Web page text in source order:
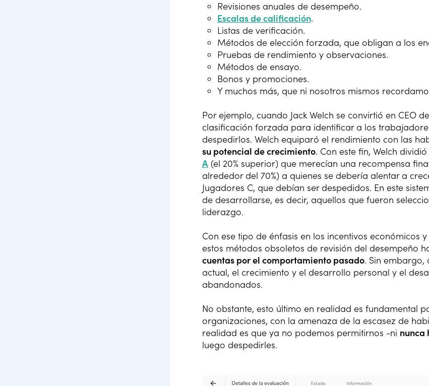
Revisiones anuales de desempeño.
Escalas de calificación.
Listas de verificación.
Métodos de elección forzada, que obligan a los
Pruebas de rendimiento y observaciones.
Métodos de ensayo.
Bonos y promociones.
Y muchos más, que ni nosotros mismos
Por ejemplo, cuando Jack Welch se convirtió en CEO
clasificación forzada para identificar a los
despedirlos. Welch equiparó el rendimiento con las
su potencial de crecimiento. Con este fin, Welch
A(el 20% superior) que merecían una recompensa
alrededor del 70%) a quienes se debería alentar a
Jugadores C, que debían ser despedidos. En este
de desarrollarse, es decir, aquellos que fueron
liderazgo.
Con ese tipo de énfasis en los incentivos económicos
estos métodos obsoletos de revisión del desempeño
cuentas por el comportamiento pasado. Sin embargo,
actual, el crecimiento y el desarrollo personal y el
abandonados.
No obstante, esto último en realidad es fundamental
organizaciones, con la amenaza de la escasez de
realidad es que ya no podemos permitirnos -ni nunca
luego despedirles.